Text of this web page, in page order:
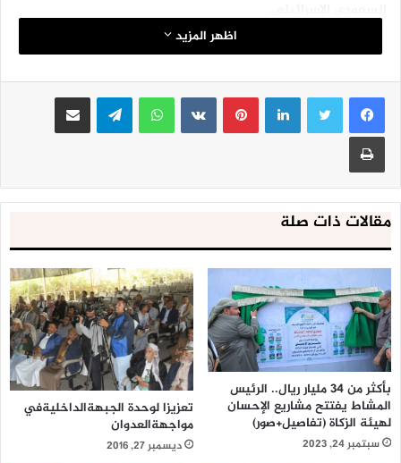
اظهر المزيد
لينكدإنبينتيريست واتساب تيلقرام مشاركة عبر البريد
طباعة
مقالات ذات صلة
بأكثر من 34 مليار ريال.. الرئيس
المشاط يفتتح مشاريع الإحسان
لهيئة الزكاة (تفاصيل+صور)
سبتمبر 24, 2023
تعزيزا لوحدة الجبهةالداخليةفي
مواجهةالعدوان
ديسمبر 27, 2016